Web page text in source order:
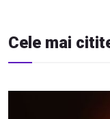
Cele mai